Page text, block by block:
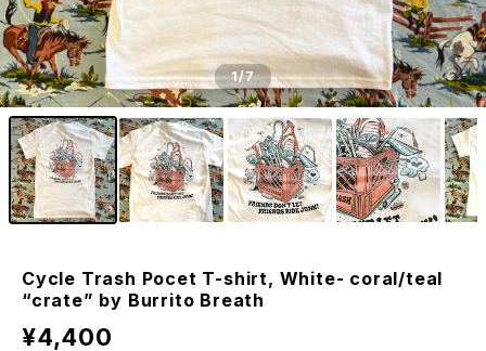
1/7
Cycle Trash Pocet T-shirt, White- coral/teal
“crate” by Burrito Breath
¥4,400